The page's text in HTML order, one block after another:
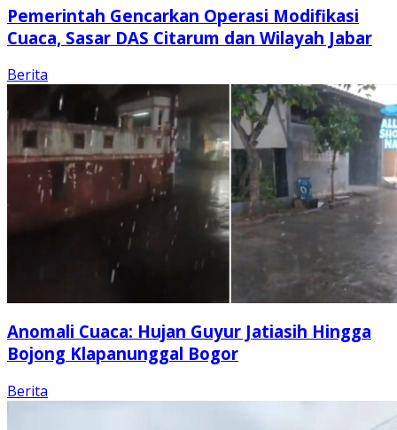
Pemerintah Gencarkan Operasi Modifikasi
Cuaca, Sasar DAS Citarum dan Wilayah Jabar
Berita
Anomali Cuaca: Hujan Guyur Jatiasih Hingga
Bojong Klapanunggal Bogor
Berita